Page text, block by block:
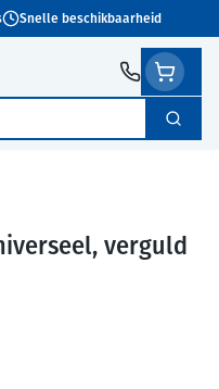
Snelle beschikbaarheid
Zoek
verguld